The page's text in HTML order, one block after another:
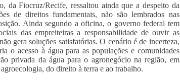
da Fiocruz/Recife, ressaltou ainda que a despeito da
de direitos fundamentais, não são lembrados nas
Ainda segundo a oficina, o governo federal tem
das empreiteiras a responsabilidade de ouvir as
gera soluções satisfatórias. O cenário é de incerteza,
o acesso à água para as populações e comunidades
privada da água para o agronegócio na região, em
do direito à terra e ao trabalho.